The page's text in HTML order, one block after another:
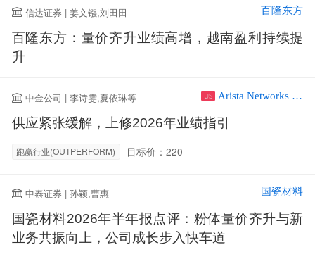
信达证券 | 姜文镪,刘田田 百隆东方
百隆东方：量价齐升业绩高增，越南盈利持续提
升
中金公司 | 李诗雯,夏依琳等 US Arista Networks Inc
供应紧张缓解，上修2026年业绩指引
跑赢行业(OUTPERFORM) 目标价：220
中泰证券 | 孙颖,曹惠 国瓷材料
国瓷材料2026年半年报点评：粉体量价齐升与新
业务共振向上，公司成长步入快车道